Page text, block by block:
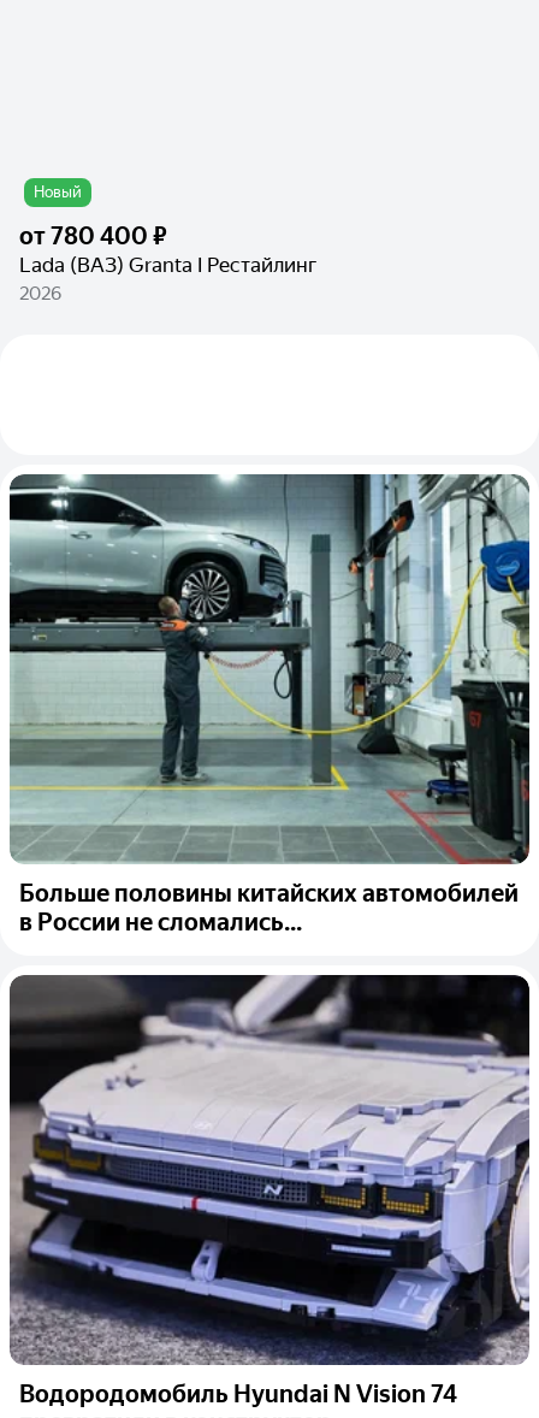
Новый
от780 400 ₽
Lada (ВАЗ) Granta I Рестайлинг
2026
Больше половины китайских автомобилей
в России не сломались...
Водородомобиль Hyundai N Vision 74